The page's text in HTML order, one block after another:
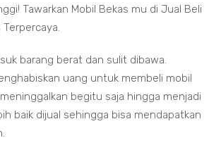
Tawarkan Mobil Bekas mu di Jual Beli
Terpercaya.
barang berat dan sulit dibawa.
uang untuk membeli mobil
begitu saja hingga menjadi
baik dijual sehingga bisa mendapatkan